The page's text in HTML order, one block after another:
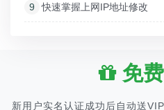
9 快速掌握上网IP地址修改
免
新用户实名认证成功后自动送